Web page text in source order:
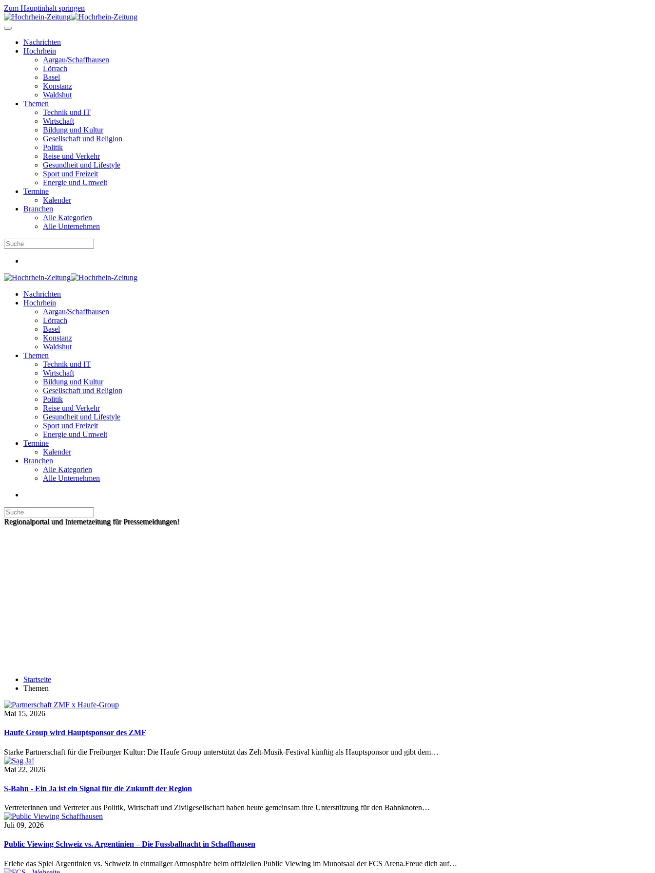
Zum Hauptinhalt springen
Nachrichten
Hochrhein
Aargau/Schaffhausen
Lörrach
Basel
Konstanz
Waldshut
Themen
Technik und IT
Wirtschaft
Bildung und Kultur
Gesellschaft und Religion
Politik
Reise und Verkehr
Gesundheit und Lifestyle
Sport und Freizeit
Energie und Umwelt
Termine
Kalender
Branchen
Alle Kategorien
Alle Unternehmen
Nachrichten
Hochrhein
Aargau/Schaffhausen
Lörrach
Basel
Konstanz
Waldshut
Themen
Technik und IT
Wirtschaft
Bildung und Kultur
Gesellschaft und Religion
Politik
Reise und Verkehr
Gesundheit und Lifestyle
Sport und Freizeit
Energie und Umwelt
Termine
Kalender
Branchen
Alle Kategorien
Alle Unternehmen
Regionalportal und Internetzeitung für Pressemeldungen!
Startseite
Themen
Mai 15, 2026
Haufe Group wird Hauptsponsor des ZMF
Starke Partnerschaft für die Freiburger Kultur: Die Haufe Group unterstützt das Zelt-Musik-Festival künftig als Hauptsponsor und gibt dem…
Mai 22, 2026
S-Bahn - Ein Ja ist ein Signal für die Zukunft der Region
Vertreterinnen und Vertreter aus Politik, Wirtschaft und Zivilgesellschaft haben heute gemeinsam ihre Unterstützung für den Bahnknoten…
Juli 09, 2026
Public Viewing Schweiz vs. Argentinien – Die Fussballnacht in Schaffhausen
Erlebe das Spiel Argentinien vs. Schweiz in einmaliger Atmosphäre beim offiziellen Public Viewing im Munotsaal der FCS Arena.Freue dich auf…